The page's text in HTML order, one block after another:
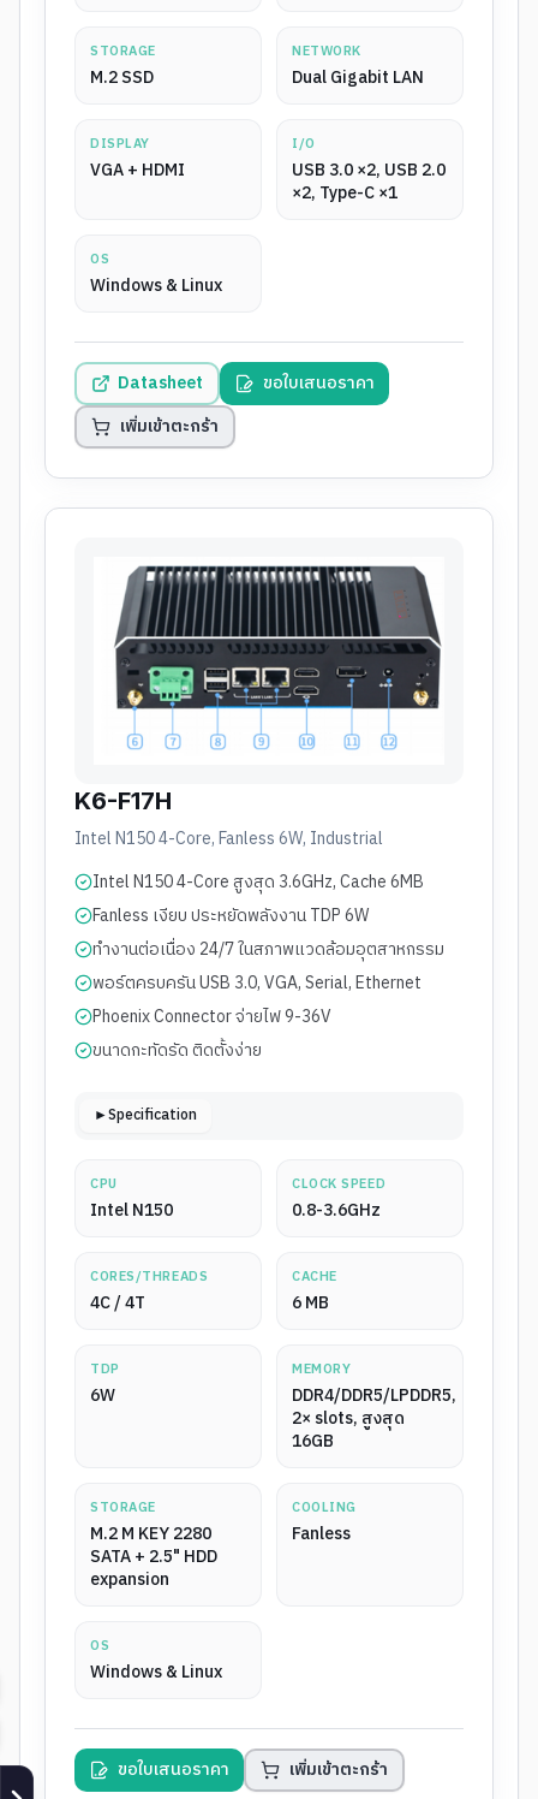
STORAGE
M.2 SSD
NETWORK
Dual Gigabit LAN
DISPLAY
VGA + HDMI
I/O
USB 3.0 ×2, USB 2.0
×2, Type-C ×1
OS
Windows & Linux
Datasheet
ขอใบเสนอราคา
เพิ่มเข้าตะกร้า
K6-F17H
Intel N150 4-Core, Fanless 6W, Industrial
Intel N150 4-Core สูงสุด 3.6GHz, Cache 6MB
Fanless เงียบ ประหยัดพลังงาน TDP 6W
ทำงานต่อเนื่อง 24/7 ในสภาพแวดล้อมอุตสาหกรรม
พอร์ตครบครัน USB 3.0, VGA, Serial, Ethernet
Phoenix Connector จ่ายไฟ 9-36V
ขนาดกะทัดรัด ติดตั้งง่าย
►Specification
CPU
Intel N150
CLOCK SPEED
0.8-3.6GHz
CORES/THREADS
4C / 4T
CACHE
6 MB
TDP
6W
MEMORY
DDR4/DDR5/LPDDR5,
2× slots, สูงสุด
16GB
STORAGE
M.2 M KEY 2280
SATA + 2.5" HDD
expansion
COOLING
Fanless
OS
Windows & Linux
ขอใบเสนอราคา เพิ่มเข้าตะกร้า